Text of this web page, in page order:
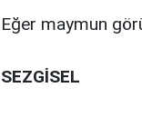
Eğer maymun
SEZGİSEL